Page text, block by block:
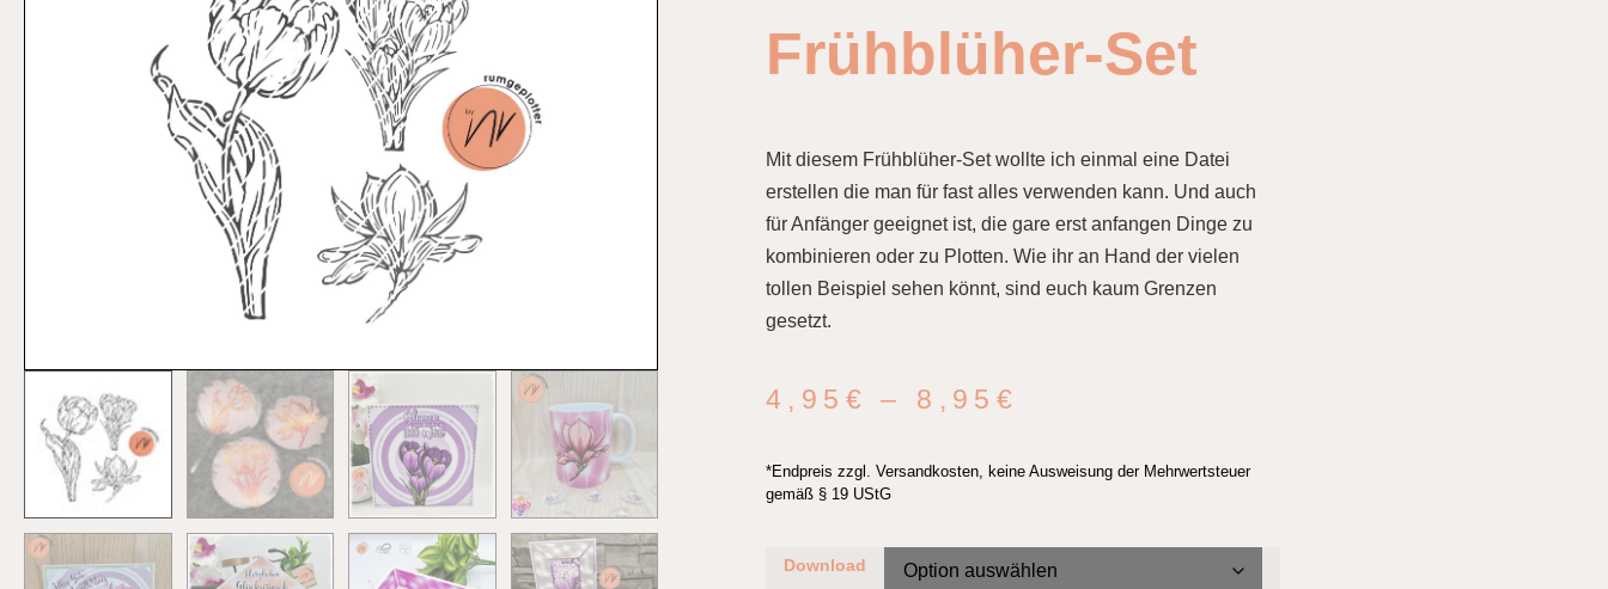
Frühblüher-Set
Mit diesem Frühblüher-Set wollte ich einmal eine Datei
erstellen die man für fast alles verwenden kann. Und auch
für Anfänger geeignet ist, die gare erst anfangen Dinge zu
kombinieren oder zu Plotten. Wie ihr an Hand der vielen
tollen Beispiel sehen könnt, sind euch kaum Grenzen
gesetzt.
4,95 € – 8,95 €
*Endpreis zzgl. Versandkosten, keine Ausweisung der Mehrwertsteuer
gemäß § 19 UStG
Download